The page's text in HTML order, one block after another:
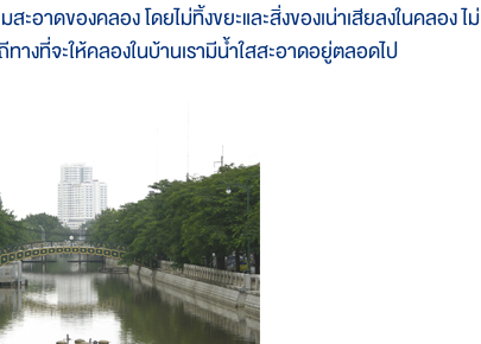
ของคลอง โดยไม่ทิ้งขยะและสิ่งของเน่าเสียลงในคลอง ไม่
งที่จะให้คลองในบ้านเรามีน้ำใสสะอาดอยู่ตลอดไป